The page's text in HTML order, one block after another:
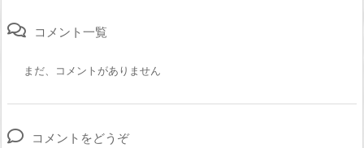
コメント一覧
まだ、コメントがありません
コメントをどうぞ